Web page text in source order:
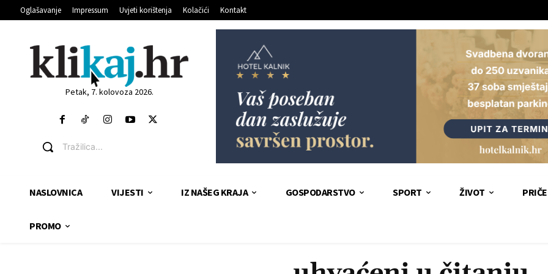
Oglašavanje Impressum Uvjeti korištenja Kolačići Kontakt
Petak, 7. kolovoza 2026.
Tražilica...
NASLOVNICA VIJESTI IZ NAŠEG KRAJA GOSPODARSTVO SPORT ŽIVOT PRIČE
PROMO